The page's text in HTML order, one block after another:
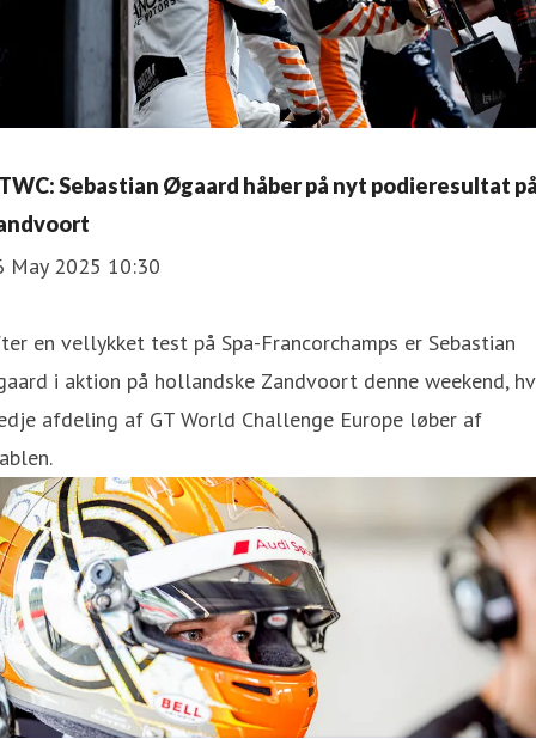
Sebastian Øgaard håber på nyt podieresultat
May 2025 10:30
en vellykket test på Spa-Francorchamps er Sebastian
i aktion på hollandske Zandvoort denne weekend,
afdeling af GT World Challenge Europe løber af